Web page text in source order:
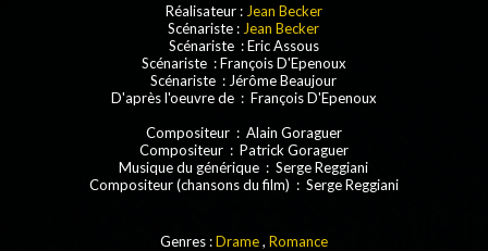
Réalisateur : Jean Becker
Scénariste : Jean Becker
Scénariste : Eric Assous
Scénariste : François D'Epenoux
Scénariste : Jérôme Beaujour
D'après l'oeuvre de : François D'Epenoux
Compositeur : Alain Goraguer
Compositeur : Patrick Goraguer
Musique du générique : Serge Reggiani
Compositeur (chansons du film) : Serge Reggiani
Genres :Drame, Romance